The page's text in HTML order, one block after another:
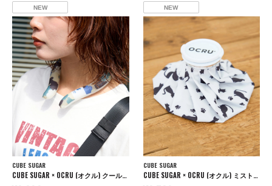
NEW
CUBE SUGAR
CUBE SUGAR × OCRU (オクル) クールリング
NEW
CUBE SUGAR
CUBE SUGAR × OCRU (オクル) ミスト付き アイスバッグ